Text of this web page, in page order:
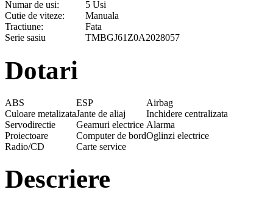
Numar de usi:
5 Usi
Cutie de viteze:
Manuala
Tractiune:
Fata
Serie sasiu
TMBGJ61Z0A2028057
Dotari
ABS ESP
Airbag
Culoare metalizataJante de aliaj
Inchidere centralizata
Servodirectie
Geamuri electrice Alarma
Proiectoare
Computer de bordOglinzi electrice
Radio/CD
Carte service
Descriere